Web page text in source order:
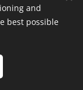
and
best possible